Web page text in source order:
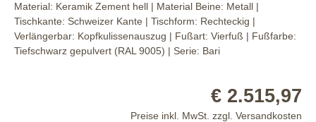
Material: Keramik Zement hell | Material Beine: Metall |
Tischkante: Schweizer Kante | Tischform: Rechteckig |
Verlängerbar: Kopfkulissenauszug | Fußart: Vierfuß | Fußfarbe:
Tiefschwarz gepulvert (RAL 9005) | Serie: Bari
€ 2.515,97
Preise inkl. MwSt. zzgl. Versandkosten